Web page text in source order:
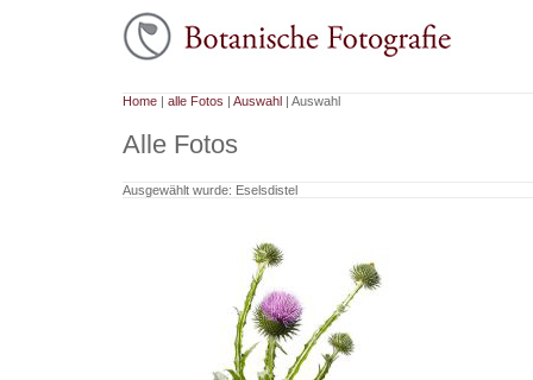
Home| alle Fotos | Auswahl| Auswahl
Alle Fotos
Ausgewählt wurde: Eselsdistel